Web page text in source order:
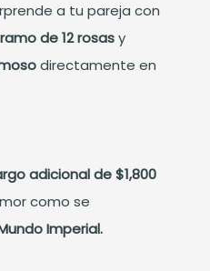
a tu pareja con
ramo de 12 rosasy
directamente en
adicional de $1,800
como se
Imperial.